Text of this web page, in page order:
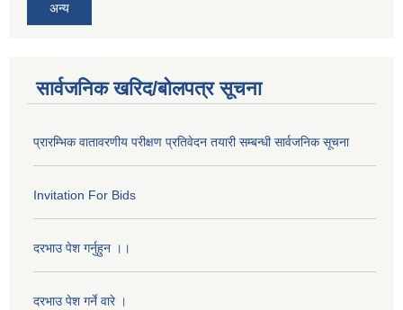
अन्य
सार्वजनिक खरिद/बोलपत्र सूचना
प्रारम्भिक वातावरणीय परीक्षण प्रतिवेदन तयारी सम्बन्धी सार्वजनिक सूचना
Invitation For Bids
दरभाउ पेश गर्नुहुन ।।
दरभाउ पेश गर्ने वारे ।